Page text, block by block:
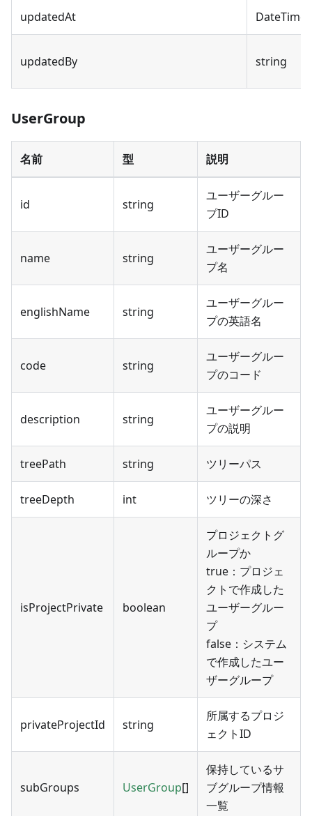
updatedAt DateTime
updatedBy string
UserGroup
名前 型 説明
id string
ユーザーグルー
プID
name string
ユーザーグルー
プ名
englishName string
ユーザーグルー
プの英語名
code string
ユーザーグルー
プのコード
description string
ユーザーグルー
プの説明
treePath string ツリーパス
treeDepth int ツリーの深さ
isProjectPrivate boolean
プロジェクトグ
ループか
true：プロジェ
クトで作成した
ユーザーグルー
プ
false：システム
で作成したユー
ザーグループ
privateProjectId string
所属するプロジ
ェクトID
subGroups UserGroup[]
保持しているサ
ブグループ情報
一覧